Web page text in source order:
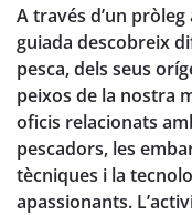
A través d’un
guiada descobreix
pesca, dels seus
peixos de la nostra
oficis relacionats
pescadors, les
tècniques i la
apassionants.